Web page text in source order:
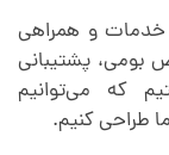
خدمات و همراهی
بومی، پشتیبانی
که می‌توانیم
طراحی کنیم.